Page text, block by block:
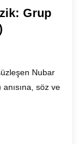
Grup
Nubar
söz ve